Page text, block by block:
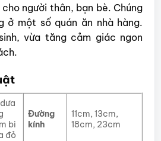
người thân, bạn bè. Chúng
ở một số quán ăn nhà hàng.
vừa tăng cảm giác ngon
bi
đỏ
Đường
kính
11cm, 13cm,
18cm, 23cm